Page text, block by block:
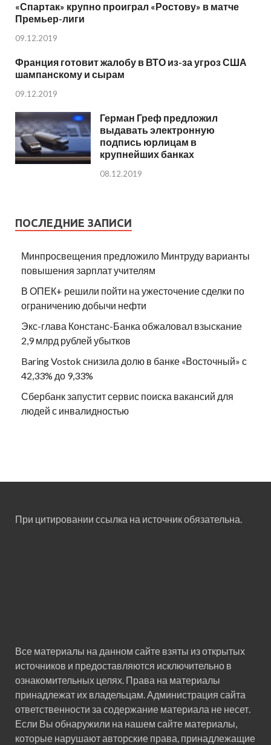
«Спартак» крупно проиграл «Ростову» в матче
Премьер-лиги
09.12.2019
Франция готовит жалобу в ВТО из-за угроз США
шампанскому и сырам
09.12.2019
Герман Греф предложил
выдавать электронную
подпись юрлицам в
крупнейших банках
08.12.2019
ПОСЛЕДНИЕ ЗАПИСИ
Минпросвещения предложило Минтруду варианты
повышения зарплат учителям
В ОПЕК+ решили пойти на ужесточение сделки по
ограничению добычи нефти
Экс-глава Констанс-Банка обжаловал взыскание
2,9 млрд рублей убытков
Baring Vostok снизила долю в банке «Восточный» с
42,33% до 9,33%
Сбербанк запустит сервис поиска вакансий для
людей с инвалидностью
При цитировании ссылка на источник обязательна.
Все материалы на данном сайте взяты из открытых
источников и предоставляются исключительно в
ознакомительных целях. Права на материалы
принадлежат их владельцам. Администрация сайта
ответственности за содержание материала не несет.
Если Вы обнаружили на нашем сайте материалы,
которые нарушают авторские права, принадлежащие